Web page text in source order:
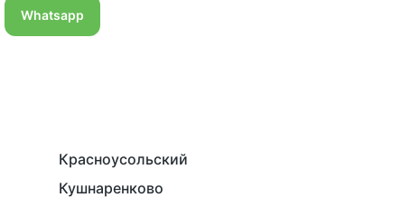
Whatsapp
Красноусольский
Кушнаренково